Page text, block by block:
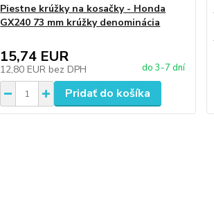
Piestne krúžky na kosačky - Honda
GX240 73 mm krúžky denominácia
15,74 EUR
12,80 EUR bez DPH do 3-7 dní
Pridať do košíka